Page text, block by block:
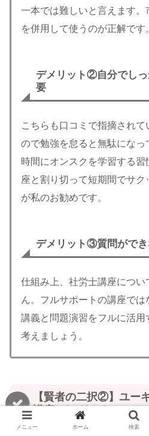
一本では難しいと言えます。
を併用して使うのが正解です
デメリット②自分でし
要
こちらも口コミで指摘され
ので勉強を怠ると無駄になっ
時間にオンスクを学習する
座と割り切って短期間でサ
が私のお勧めです。
デメリット③質問がで
仕組み上、社労士講座につい
ん。フルサポートの講座では
講義と問題演習をフルに活
考えましょう。
【賢者の二択②】ユー
講座 デメリット
メニュー ホーム 検索